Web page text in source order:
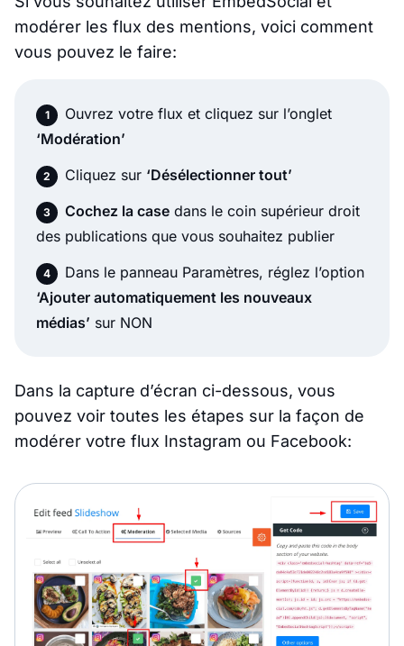
modérer les flux des mentions, voici comment
vous pouvez le faire:
Ouvrez votre flux et cliquez sur l’onglet
‘Modération’
Cliquez sur ‘Désélectionner tout’
Cochez la case dans le coin supérieur droit
des publications que vous souhaitez publier
Dans le panneau Paramètres, réglez l’option
‘Ajouter automatiquement les nouveaux
médias’ sur NON
Dans la capture d’écran ci-dessous, vous
pouvez voir toutes les étapes sur la façon de
modérer votre flux Instagram ou Facebook: